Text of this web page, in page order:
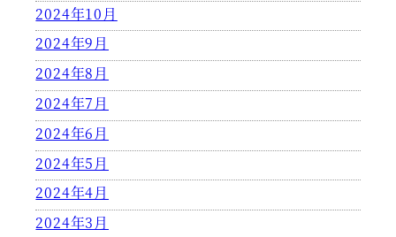
2024年10月
2024年9月
2024年8月
2024年7月
2024年6月
2024年5月
2024年4月
2024年3月